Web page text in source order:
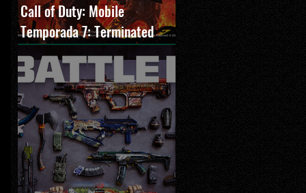
Call of Duty: Mobile
Temporada 7: Terminated
estreia com O Exterminador
do Futuro 2, novos modos e
Cronen Squall